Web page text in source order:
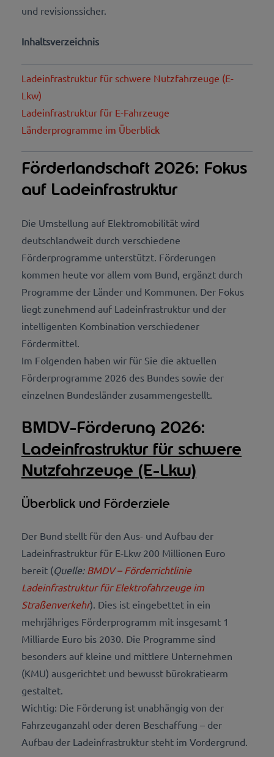
und revisionssicher.
Inhaltsverzeichnis
Ladeinfrastruktur für schwere Nutzfahrzeuge (E-
Lkw)
Ladeinfrastruktur für E-Fahrzeuge
Länderprogramme im Überblick
Förderlandschaft 2026: Fokus
auf Ladeinfrastruktur
Die Umstellung auf Elektromobilität wird
deutschlandweit durch verschiedene
Förderprogramme unterstützt. Förderungen
kommen heute vor allem vom Bund, ergänzt durch
Programme der Länder und Kommunen. Der Fokus
liegt zunehmend auf Ladeinfrastruktur und der
intelligenten Kombination verschiedener
Fördermittel.
Im Folgenden haben wir für Sie die aktuellen
Förderprogramme 2026 des Bundes sowie der
einzelnen Bundesländer zusammengestellt.
BMDV-Förderung 2026:
Ladeinfrastruktur für schwere
Nutzfahrzeuge (E-Lkw)
Überblick und Förderziele
Der Bund stellt für den Aus- und Aufbau der
Ladeinfrastruktur für E-Lkw 200 Millionen Euro
bereit (Quelle: BMDV – Förderrichtlinie
Ladeinfrastruktur für Elektrofahrzeuge im
Straßenverkehr). Dies ist eingebettet in ein
mehrjähriges Förderprogramm mit insgesamt 1
Milliarde Euro bis 2030. Die Programme sind
besonders auf kleine und mittlere Unternehmen
(KMU) ausgerichtet und bewusst bürokratiearm
gestaltet.
Wichtig: Die Förderung ist unabhängig von der
Fahrzeuganzahl oder deren Beschaffung – der
Aufbau der Ladeinfrastruktur steht im Vordergrund.